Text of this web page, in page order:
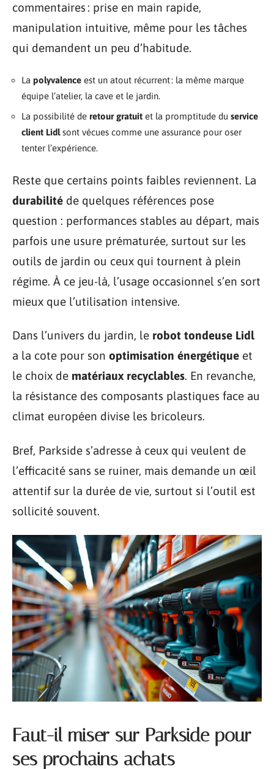
commentaires : prise en main rapide,
manipulation intuitive, même pour les tâches
qui demandent un peu d’habitude.
La polyvalence est un atout récurrent : la même marque
équipe l’atelier, la cave et le jardin.
La possibilité de retour gratuit et la promptitude du service
client Lidlsont vécues comme une assurance pour oser
tenter l’expérience.
Reste que certains points faibles reviennent. La
durabilité de quelques références pose
question : performances stables au départ, mais
parfois une usure prématurée, surtout sur les
outils de jardin ou ceux qui tournent à plein
régime. À ce jeu-là, l’usage occasionnel s’en sort
mieux que l’utilisation intensive.
Dans l’univers du jardin, le robot tondeuse Lidl
a la cote pour son optimisation énergétique et
le choix de matériaux recyclables. En revanche,
la résistance des composants plastiques face au
climat européen divise les bricoleurs.
Bref, Parkside s’adresse à ceux qui veulent de
l’efficacité sans se ruiner, mais demande un œil
attentif sur la durée de vie, surtout si l’outil est
sollicité souvent.
Faut-il miser sur Parkside pour
ses prochains achats